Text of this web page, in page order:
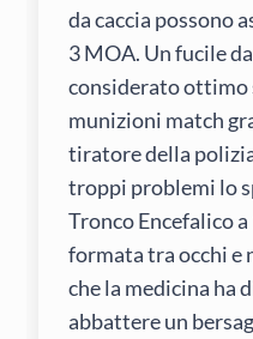
da caccia possono
3 MOA. Un fucile
considerato ottimo
munizioni match
tiratore della
troppi problemi lo
Tronco Encefalico a
formata tra occhi e
che la medicina ha
abbattere un